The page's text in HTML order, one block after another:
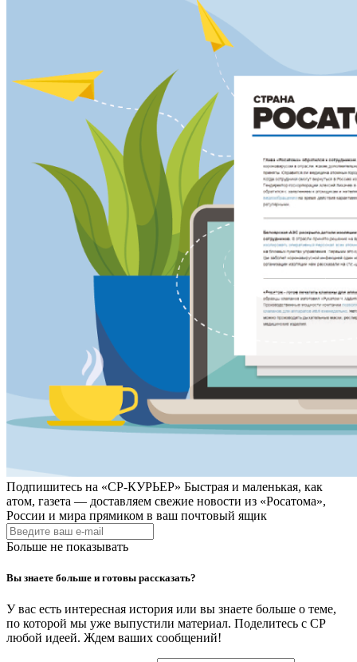
Подпишитесь на «СР-КУРЬЕР» Быстрая и маленькая, как
атом, газета — доставляем свежие новости из «Росатома»,
России и мира прямиком в ваш почтовый ящик
Больше не показывать
Вы знаете больше и готовы рассказать?
У вас есть интересная история или вы знаете больше о теме,
по которой мы уже выпустили материал. Поделитесь с СР
любой идеей. Ждем ваших сообщений!